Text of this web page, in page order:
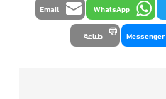
WhatsApp
Email
Messenger طباعة